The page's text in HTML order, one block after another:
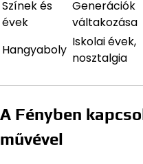
Színek és
évek
Generációk
váltakozása
Hangyaboly
Iskolai évek,
nosztalgia
A Fényben
művével